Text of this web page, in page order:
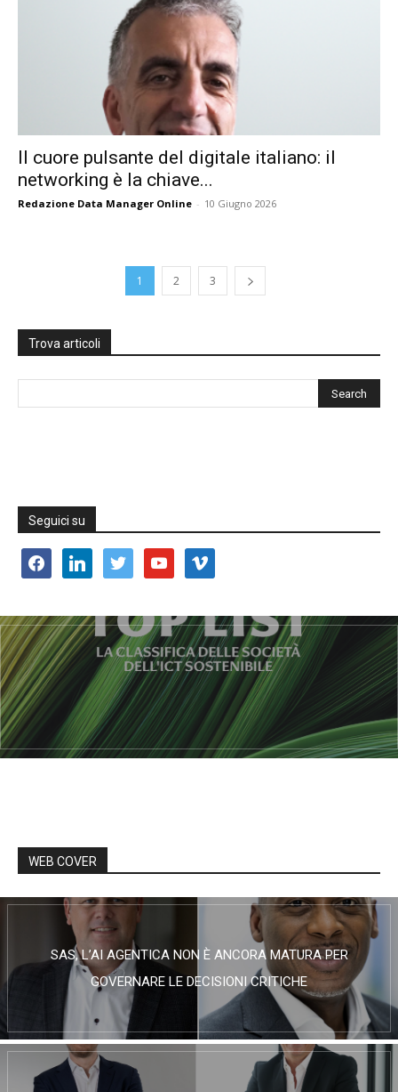
Il cuore pulsante del digitale italiano: il
networking è la chiave...
Redazione Data Manager Online - 10 Giugno 2026
1 2 3
Trova articoli
Seguici su
facebooklinkedin twitter youtube vimeo
WEB COVER
SAS, L’AI AGENTICA NON È ANCORA MATURA PER
GOVERNARE LE DECISIONI CRITICHE